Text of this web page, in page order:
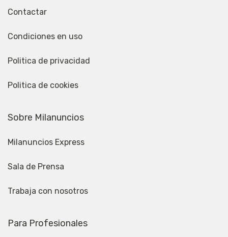
Contactar
Condiciones en uso
Politica de privacidad
Politica de cookies
Sobre Milanuncios
Milanuncios Express
Sala de Prensa
Trabaja con nosotros
Para Profesionales